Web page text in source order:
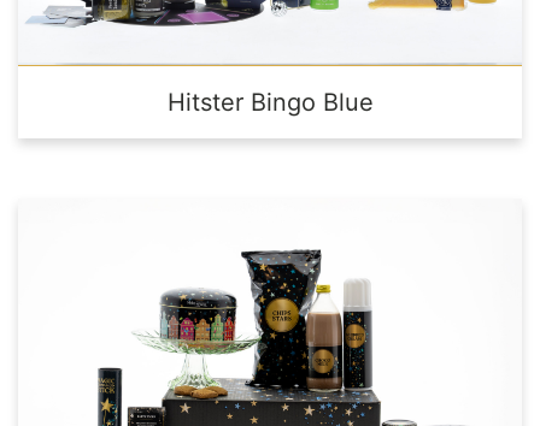
Hitster Bingo Blue